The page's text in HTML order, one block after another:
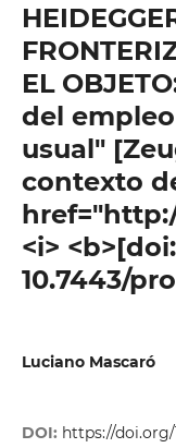
EL
del
usual"
contexto
<i> <b>[doi:
10.7443/
Luciano Mascaró
DOI: https://doi.org/